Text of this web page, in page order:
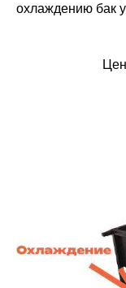
охлаждению бак